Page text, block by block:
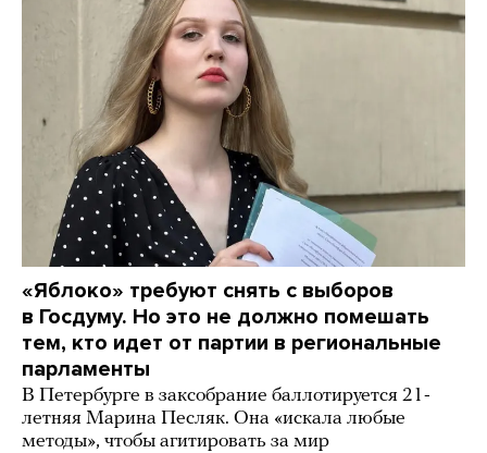
«Яблоко» требуют снять с выборов
в Госдуму. Но это не должно помешать
тем, кто идет от партии в региональные
парламенты
В Петербурге в заксобрание баллотируется 21-
летняя Марина Песляк. Она «искала любые
методы», чтобы агитировать за мир